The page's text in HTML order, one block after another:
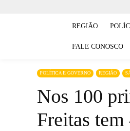
REGIÃO
FALE CONOSCO
POLÍTICA E GOVERNO REGIÃO
Nos 100
Freitas